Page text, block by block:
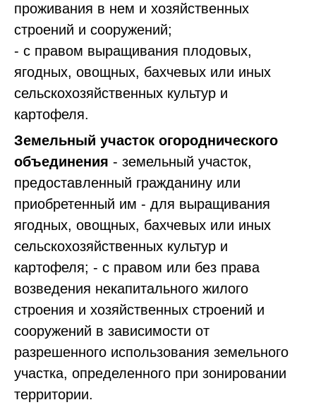
проживания в нем и хозяйственных
строений и сооружений;
- с правом выращивания плодовых,
ягодных, овощных, бахчевых или иных
сельскохозяйственных культур и
картофеля.
Земельный участок огороднического
объединения - земельный участок,
предоставленный гражданину или
приобретенный им - для выращивания
ягодных, овощных, бахчевых или иных
сельскохозяйственных культур и
картофеля; - с правом или без права
возведения некапитального жилого
строения и хозяйственных строений и
сооружений в зависимости от
разрешенного использования земельного
участка, определенного при зонировании
территории.